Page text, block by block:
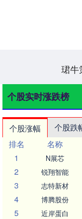
珺牛
个股实时涨跌榜
个股涨幅 个股跌
排名
名称
1
N展芯
2 锐翔智能
3 志特新材
4 博腾股份
5 近岸蛋白